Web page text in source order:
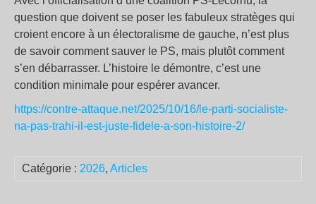
question que doivent se poser les fabuleux stratèges qui
croient encore à un électoralisme de gauche, n’est plus
de savoir comment sauver le PS, mais plutôt comment
s’en débarrasser. L’histoire le démontre, c’est une
condition minimale pour espérer avancer.
https://contre-attaque.net/2025/10/16/le-parti-socialiste-
na-pas-trahi-il-est-juste-fidele-a-son-histoire-2/
Catégorie : 2026, Articles